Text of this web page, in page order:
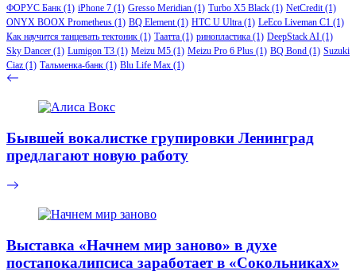
ФОРУС Банк (1) iPhone 7 (1) Gresso Meridian (1) Turbo X5 Black (1) NetCredit(1)
ONYX BOOX Prometheus (1) BQ Element(1) HTC U Ultra (1) LeEco Liveman C1 (1)
Как научится танцевать тектоник (1) Таатта (1) ринопластика (1) DeepStack AI (1)
Sky Dancer (1) Lumigon T3 (1) Meizu M5 (1) Meizu Pro 6 Plus (1) BQ Bond (1) Suzuki
Ciaz (1) Тальменка-банк (1) Blu Life Max (1)
Бывшей вокалистке групировки Ленинград
предлагают новую работу
Выставка «Начнем мир заново» в духе
постапокалипсиса заработает в «Сокольниках»